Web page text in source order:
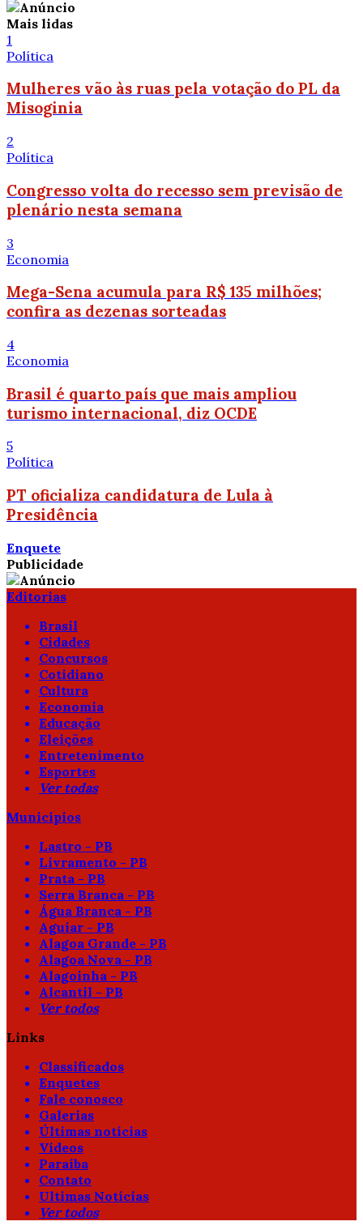
Mais lidas
1
Política
Mulheres vão às ruas pela votação do PL da
Misoginia
2
Política
Congresso volta do recesso sem previsão de
plenário nesta semana
3
Economia
Mega-Sena acumula para R$ 135 milhões;
confira as dezenas sorteadas
4
Economia
Brasil é quarto país que mais ampliou
turismo internacional, diz OCDE
5
Política
PT oficializa candidatura de Lula à
Presidência
Enquete
Publicidade
Editorias
Brasil
Cidades
Concursos
Cotidiano
Cultura
Economia
Educação
Eleições
Entretenimento
Esportes
Ver todas
Municípios
Lastro - PB
Livramento - PB
Prata - PB
Serra Branca - PB
Água Branca - PB
Aguiar - PB
Alagoa Grande - PB
Alagoa Nova - PB
Alagoinha - PB
Alcantil - PB
Ver todos
Links
Classificados
Enquetes
Fale conosco
Galerias
Últimas notícias
Vídeos
Paraíba
Contato
Ultimas Notícias
Ver todos